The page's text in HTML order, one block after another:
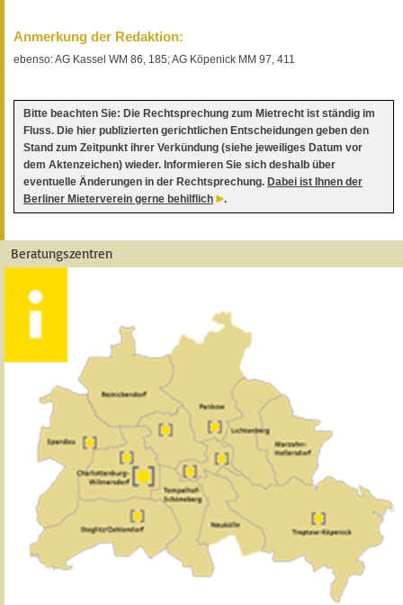
Anmerkung der Redaktion:
ebenso: AG Kassel WM 86, 185; AG Köpenick MM 97, 411
Bitte beachten Sie: Die Rechtsprechung zum Mietrecht ist ständig im
Fluss. Die hier publizierten gerichtlichen Entscheidungen geben den
Stand zum Zeitpunkt ihrer Verkündung (siehe jeweiliges Datum vor
dem Aktenzeichen) wieder. Informieren Sie sich deshalb über
eventuelle Änderungen in der Rechtsprechung. Dabei ist Ihnen der
Berliner Mieterverein gerne behilflich
.
Beratungszentren